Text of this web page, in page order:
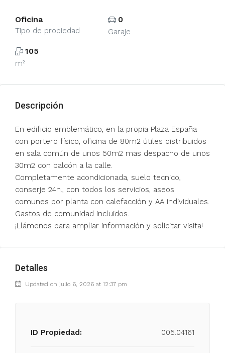
Oficina
Tipo de propiedad
0
Garaje
105
m²
Descripción
En edificio emblemático, en la propia Plaza España
con portero físico, oficina de 80m2 útiles distribuidos
en sala común de unos 50m2 mas despacho de unos
30m2 con balcón a la calle.
Completamente acondicionada, suelo tecnico,
conserje 24h., con todos los servicios, aseos
comunes por planta con calefacción y AA individuales.
Gastos de comunidad incluidos.
¡Llámenos para ampliar información y solicitar visita!
Detalles
Updated on julio 6, 2026 at 12:37 pm
ID Propiedad: 005.04161